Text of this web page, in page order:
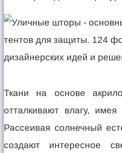
Ткани на основе
отталкивают влагу,
Рассеивая солнечный
создают интересное